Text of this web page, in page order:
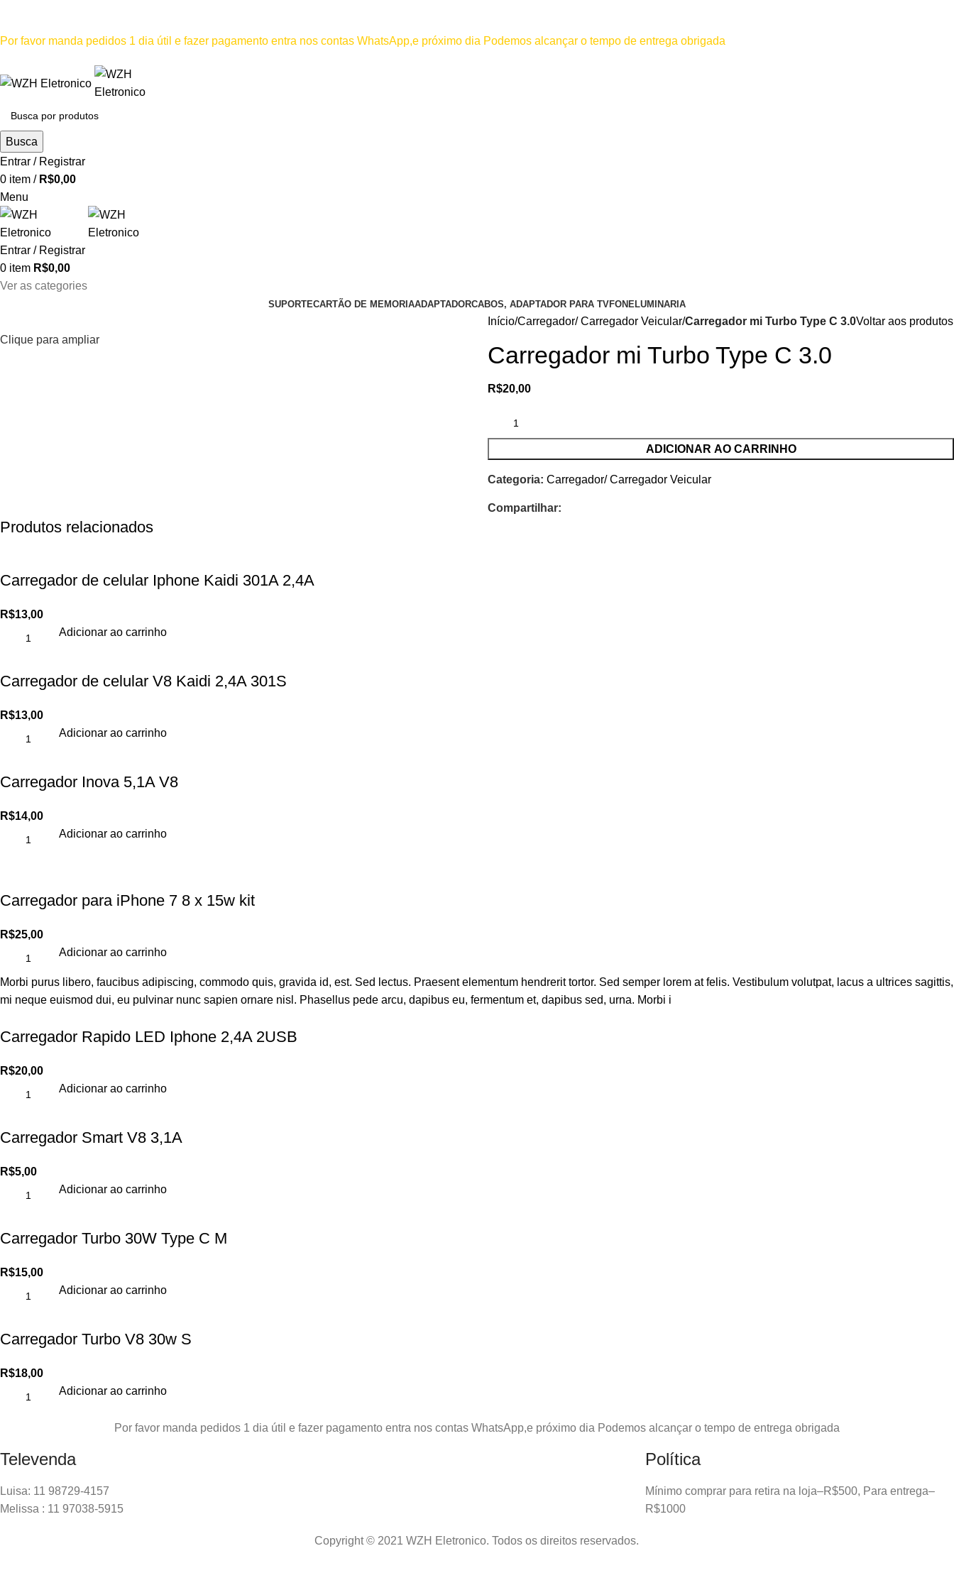
Por favor manda pedidos 1 dia útil e fazer pagamento entra nos contas WhatsApp,e próximo dia Podemos alcançar o tempo de entrega obrigada
Busca
Entrar / Registrar
0 item / R$0,00
Menu
Entrar / Registrar
0 item R$0,00
Ver as categories
SUPORTECARTÃO DE MEMORIAADAPTADORCABOS, ADAPTADOR PARA TVFONELUMINARIA
Clique para ampliar
Início Carregador/ Carregador Veicular Carregador mi Turbo Type C 3.0Voltar aos produtos
Carregador mi Turbo Type C 3.0
R$20,00
ADICIONAR AO CARRINHO
Categoria: Carregador/ Carregador Veicular
Compartilhar:
Produtos relacionados
Carregador de celular Iphone Kaidi 301A 2,4A
R$13,00
Adicionar ao carrinho
Carregador de celular V8 Kaidi 2,4A 301S
R$13,00
Adicionar ao carrinho
Carregador Inova 5,1A V8
R$14,00
Adicionar ao carrinho
Carregador para iPhone 7 8 x 15w kit
R$25,00
Adicionar ao carrinho
Morbi purus libero, faucibus adipiscing, commodo quis, gravida id, est. Sed lectus. Praesent elementum hendrerit tortor. Sed semper lorem at felis. Vestibulum volutpat, lacus a ultrices sagittis,
mi neque euismod dui, eu pulvinar nunc sapien ornare nisl. Phasellus pede arcu, dapibus eu, fermentum et, dapibus sed, urna. Morbi i
Carregador Rapido LED Iphone 2,4A 2USB
R$20,00
Adicionar ao carrinho
Carregador Smart V8 3,1A
R$5,00
Adicionar ao carrinho
Carregador Turbo 30W Type C M
R$15,00
Adicionar ao carrinho
Carregador Turbo V8 30w S
R$18,00
Adicionar ao carrinho
Por favor manda pedidos 1 dia útil e fazer pagamento entra nos contas WhatsApp,e próximo dia Podemos alcançar o tempo de entrega obrigada
Televenda
Luisa: 11 98729-4157
Melissa : 11 97038-5915
Política
Mínimo comprar para retira na loja–R$500, Para entrega–
R$1000
Copyright © 2021 WZH Eletronico. Todos os direitos reservados.